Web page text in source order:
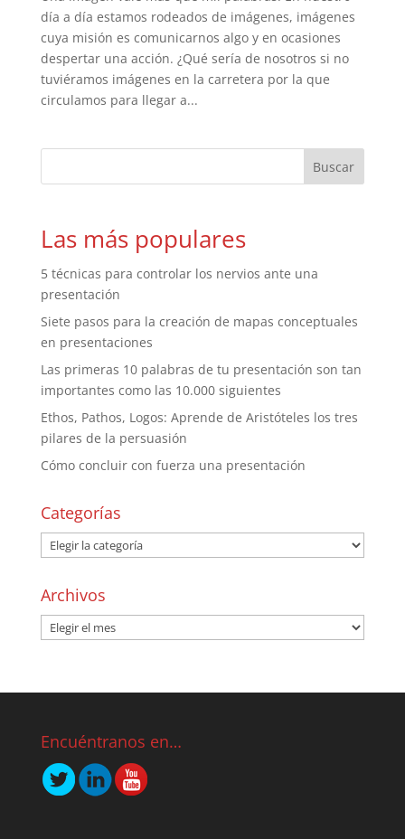
día a día estamos rodeados de imágenes, imágenes
cuya misión es comunicarnos algo y en ocasiones
despertar una acción. ¿Qué sería de nosotros si no
tuviéramos imágenes en la carretera por la que
circulamos para llegar a...
Las más populares
5 técnicas para controlar los nervios ante una
presentación
Siete pasos para la creación de mapas conceptuales
en presentaciones
Las primeras 10 palabras de tu presentación son tan
importantes como las 10.000 siguientes
Ethos, Pathos, Logos: Aprende de Aristóteles los tres
pilares de la persuasión
Cómo concluir con fuerza una presentación
Categorías
Archivos
Encuéntranos en…